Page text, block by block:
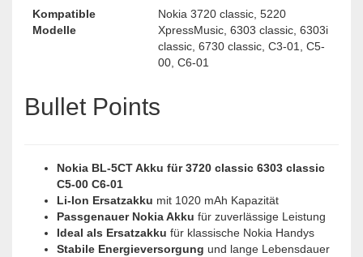
Kompatible
Modelle
Nokia 3720 classic, 5220
XpressMusic, 6303 classic, 6303i
classic, 6730 classic, C3-01, C5-
00, C6-01
Bullet Points
Nokia BL-5CT Akku für 3720 classic 6303 classic
C5-00 C6-01
Li-Ion Ersatzakku mit 1020 mAh Kapazität
Passgenauer Nokia Akku für zuverlässige Leistung
Ideal als Ersatzakku für klassische Nokia Handys
Stabile Energieversorgung und lange Lebensdauer